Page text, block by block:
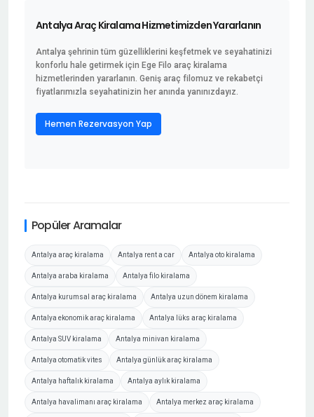
Antalya Araç Kiralama Hizmetimizden Yararlanın
Antalya şehrinin tüm güzelliklerini keşfetmek ve seyahatinizi
konforlu hale getirmek için Ege Filo araç kiralama
hizmetlerinden yararlanın. Geniş araç filomuz ve rekabetçi
fiyatlarımızla seyahatinizin her anında yanınızdayız.
Hemen Rezervasyon Yap
Popüler Aramalar
Antalya araç kiralama Antalya rent a car Antalya oto kiralama
Antalya araba kiralama Antalya filo kiralama
Antalya kurumsal araç kiralama Antalya uzun dönem kiralama
Antalya ekonomik araç kiralama Antalya lüks araç kiralama
Antalya SUV kiralama Antalya minivan kiralama
Antalya otomatik vites Antalya günlük araç kiralama
Antalya haftalık kiralama Antalya aylık kiralama
Antalya havalimanı araç kiralama Antalya merkez araç kiralama